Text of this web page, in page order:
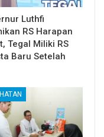
Luthfi
RS Harapan
Tegal Miliki RS
Baru Setelah